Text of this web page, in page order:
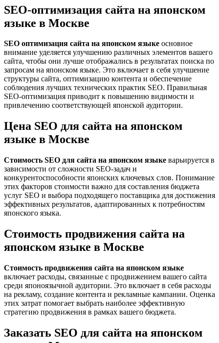
SEO-оптимизация сайта на японском
языке в Москве
SEO оптимизация сайта на японском языке основное
внимание уделяется улучшению различных элементов вашего
сайта, чтобы они лучше отображались в результатах поиска по
запросам на японском языке. Это включает в себя улучшение
структуры сайта, оптимизацию контента и обеспечение
соблюдения лучших технических практик SEO. Правильная
SEO-оптимизация приводит к повышению видимости и
привлечению соответствующей японской аудитории.
Цена SEO для сайта на японском
языке в Москве
Стоимость SEO для сайта на японском языке варьируется в
зависимости от сложности SEO-задач и
конкурентоспособности японских ключевых слов. Понимание
этих факторов стоимости важно для составления бюджета
услуг SEO и выбора подходящего поставщика для достижения
эффективных результатов, адаптированных к потребностям
японского языка.
Стоимость продвижения сайта на
японском языке в Москве
Стоимость продвижения сайта на японском языке
включает расходы, связанные с продвижением вашего сайта
среди японоязычной аудитории. Это включает в себя расходы
на рекламу, создание контента и рекламные кампании. Оценка
этих затрат помогает выбрать наиболее эффективную
стратегию продвижения в рамках вашего бюджета.
Заказать SEO для сайта на японском